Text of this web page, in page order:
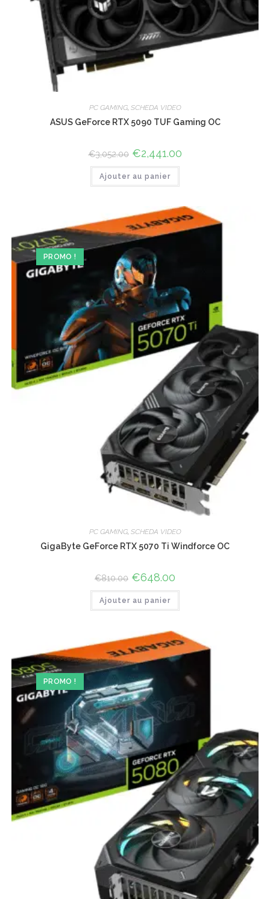
PC GAMING, SCHEDA VIDEO
ASUS GeForce RTX 5090 TUF Gaming OC
€3,052.00 Le
prix
initial
était :
€3,052.00.
€2,441.00Le
Ajouter au panier
PROMO !
PC GAMING, SCHEDA VIDEO
GigaByte GeForce RTX 5070 Ti Windforce OC
€810.00 Le
prix
initial
était :
€810.00.
€648.00
actuel
€648.00.
Ajouter au panier
PROMO !